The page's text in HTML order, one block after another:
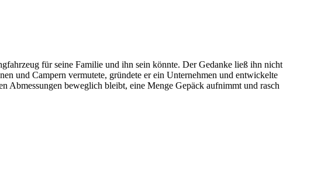
für seine Familie und ihn sein könnte. Der Gedanke ließ ihn nicht
und Campern vermutete, gründete er ein Unternehmen und entwickelte
Abmessungen beweglich bleibt, eine Menge Gepäck aufnimmt und rasch